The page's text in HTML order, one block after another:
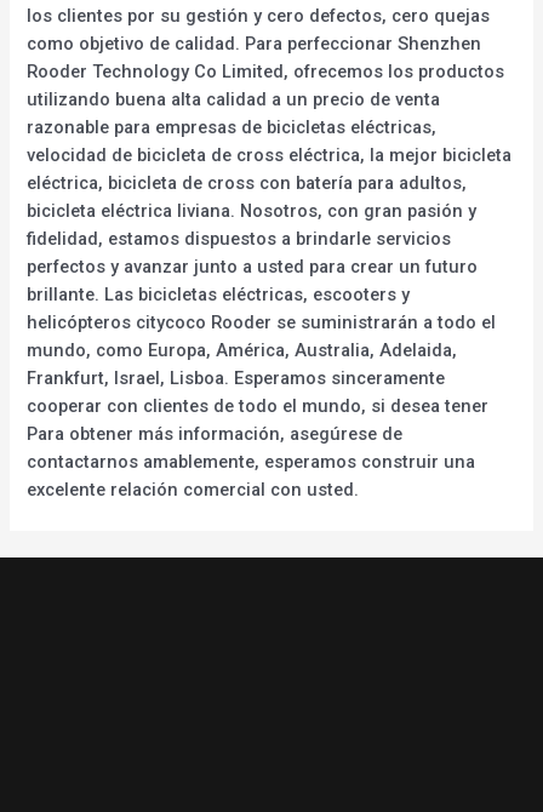
los clientes por su gestión y cero defectos, cero quejas
como objetivo de calidad. Para perfeccionar Shenzhen
Rooder Technology Co Limited, ofrecemos los productos
utilizando buena alta calidad a un precio de venta
razonable para empresas de bicicletas eléctricas,
velocidad de bicicleta de cross eléctrica, la mejor bicicleta
eléctrica, bicicleta de cross con batería para adultos,
bicicleta eléctrica liviana. Nosotros, con gran pasión y
fidelidad, estamos dispuestos a brindarle servicios
perfectos y avanzar junto a usted para crear un futuro
brillante. Las bicicletas eléctricas, escooters y
helicópteros citycoco Rooder se suministrarán a todo el
mundo, como Europa, América, Australia, Adelaida,
Frankfurt, Israel, Lisboa. Esperamos sinceramente
cooperar con clientes de todo el mundo, si desea tener
Para obtener más información, asegúrese de
contactarnos amablemente, esperamos construir una
excelente relación comercial con usted.